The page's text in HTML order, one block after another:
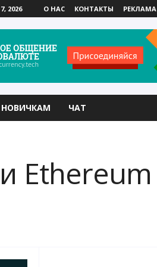
2026 О НАС КОНТАКТЫ РЕКЛАМА
НОВИЧКАМ ЧАТ
Ethereum